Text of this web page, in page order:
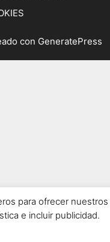
con GeneratePress
para ofrecer nuestros
e incluir publicidad.